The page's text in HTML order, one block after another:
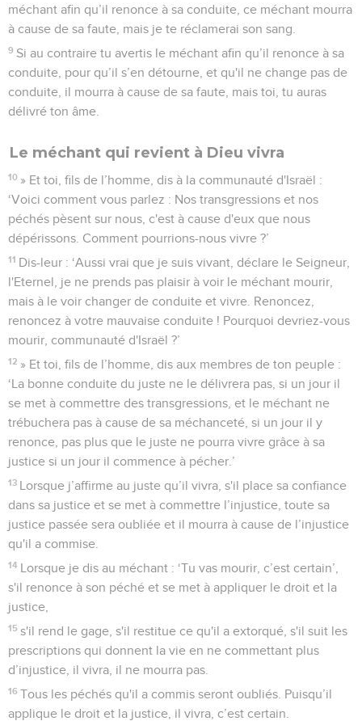
méchant afin qu’il renonce à sa conduite, ce méchant mourra
à cause de sa faute, mais je te réclamerai son sang.
9 Si au contraire tu avertis le méchant afin qu’il renonce à sa
conduite, pour qu’il s’en détourne, et qu'il ne change pas de
conduite, il mourra à cause de sa faute, mais toi, tu auras
délivré ton âme.
Le méchant qui revient à Dieu vivra
10 » Et toi, fils de l’homme, dis à la communauté d'Israël :
‘Voici comment vous parlez : Nos transgressions et nos
péchés pèsent sur nous, c'est à cause d'eux que nous
dépérissons. Comment pourrions-nous vivre ?’
11 Dis-leur : ‘Aussi vrai que je suis vivant, déclare le Seigneur,
l'Eternel, je ne prends pas plaisir à voir le méchant mourir,
mais à le voir changer de conduite et vivre. Renoncez,
renoncez à votre mauvaise conduite ! Pourquoi devriez-vous
mourir, communauté d'Israël ?’
12 » Et toi, fils de l’homme, dis aux membres de ton peuple :
‘La bonne conduite du juste ne le délivrera pas, si un jour il
se met à commettre des transgressions, et le méchant ne
trébuchera pas à cause de sa méchanceté, si un jour il y
renonce, pas plus que le juste ne pourra vivre grâce à sa
justice si un jour il commence à pécher.’
13 Lorsque j’affirme au juste qu’il vivra, s'il place sa confiance
dans sa justice et se met à commettre l’injustice, toute sa
justice passée sera oubliée et il mourra à cause de l’injustice
qu'il a commise.
14 Lorsque je dis au méchant : ‘Tu vas mourir, c’est certain’,
s'il renonce à son péché et se met à appliquer le droit et la
justice,
15 s'il rend le gage, s'il restitue ce qu'il a extorqué, s'il suit les
prescriptions qui donnent la vie en ne commettant plus
d’injustice, il vivra, il ne mourra pas.
16 Tous les péchés qu'il a commis seront oubliés. Puisqu’il
applique le droit et la justice, il vivra, c’est certain.